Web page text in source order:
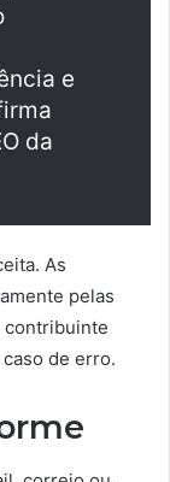
e
da
As
pelas
contribuinte
de erro.